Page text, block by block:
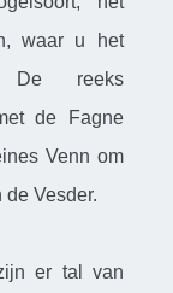
waar u het
De reeks
de Fagne
Venn om
Vesder.
er tal van